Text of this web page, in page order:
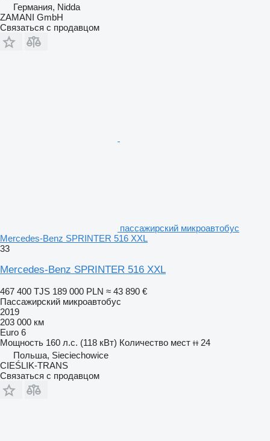
Германия, Nidda
ZAMANI GmbH
Связаться с продавцом
пассажирский микроавтобус
Mercedes-Benz SPRINTER 516 XXL
33
Mercedes-Benz SPRINTER 516 XXL
467 400 TJS 189 000 PLN ≈ 43 890 €
Пассажирский микроавтобус
2019
203 000 км
Euro 6
Мощность 160 л.с. (118 кВт) Количество мест
24
Польша, Sieciechowice
CIEŚLIK-TRANS
Связаться с продавцом